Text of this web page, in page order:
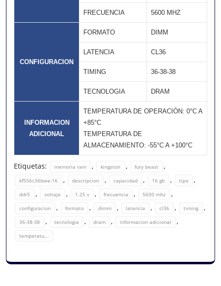
FRECUENCIA 5600 MHZ
CONFIGURACION
FORMATO DIMM
LATENCIA CL36
TIMING 36-38-38
TECNOLOGIA DRAM
INFORMACION
ADICIONAL
TEMPERATURA DE OPERACIÓN: 0°C A
+85°C
TEMPERATURA DE
ALMACENAMIENTO: -55°C A +100°C
Etiquetas: memoria ram , kingston , fury beast ,
kf556c36bwe-16 , descripcion , capacidad , 16 gb , tipo ,
ddr5 , voltaje , 1.25 v , frecuencia , 5600 mhz ,
configuracion , formato , dimm , latencia , cl36 , timing ,
36-38-38 , tecnologia , dram , informacion adicional ,
temperatu...